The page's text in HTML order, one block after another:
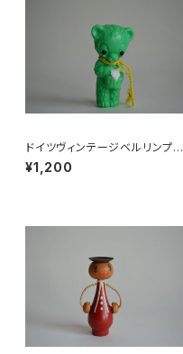
ドイツヴィンテージベルリンプラ
ベア緑112
¥1,200